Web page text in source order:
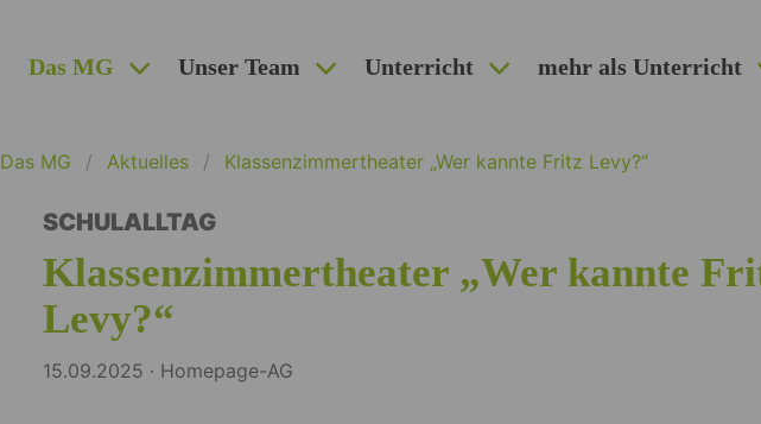
Das MG Unser Team Unterricht mehr als Unterricht
Das MG Aktuelles Klassenzimmertheater „Wer kannte Fritz Levy?“
SCHULALLTAG
Klassenzimmertheater „Wer kannte
Levy?“
15.09.2025 · Homepage-AG